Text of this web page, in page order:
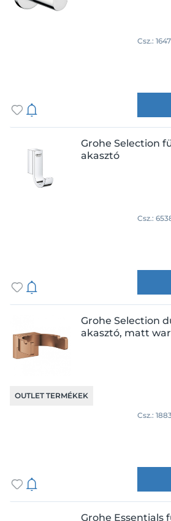
Csz.:
Grohe Selection
akasztó
Csz.:
Grohe Selection
akasztó, matt
OUTLET TERMÉKEK
Csz.:
Grohe Essentials